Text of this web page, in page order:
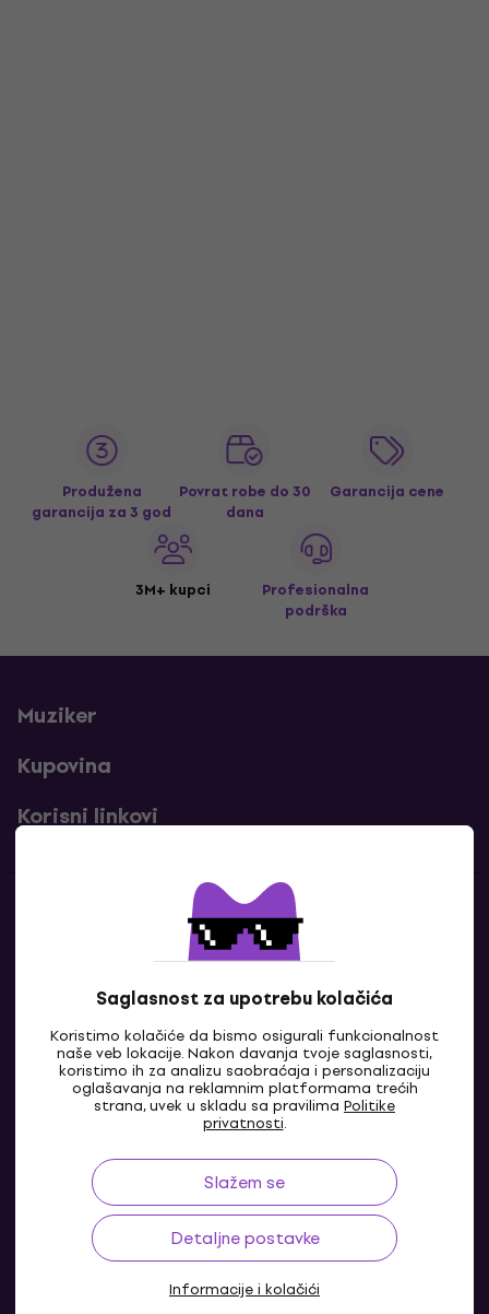
Saglasnost za upotrebu kolačića
Koristimo kolačiće da bismo osigurali funkcionalnost
naše veb lokacije. Nakon davanja tvoje saglasnosti,
koristimo ih za analizu saobraćaja i personalizaciju
oglašavanja na reklamnim platformama trećih
strana, uvek u skladu sa pravilima Politike
privatnosti.
Slažem se
Detaljne postavke
Informacije i kolačići
Produžena
garancija za 3 god
Povrat robe do 30
dana
Garancija cene
3M+ kupci
Profesionalna
podrška
Muziker
Kupovina
Korisni linkovi
Kontakti
Kontaktiraj nas
RS